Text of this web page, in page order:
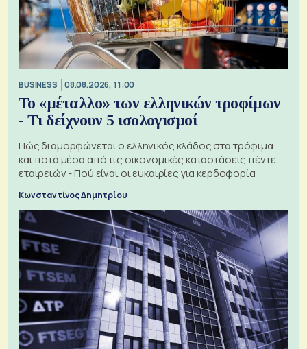
BUSINESS 08.08.2026, 11:00
Το «μέταλλο» των ελληνικών τροφίμων
- Τι δείχνουν 5 ισολογισμοί
Πώς διαμορφώνεται ο ελληνικός κλάδος στα τρόφιμα
και ποτά μέσα από τις οικονομικές καταστάσεις πέντε
εταιρειών - Πού είναι οι ευκαιρίες για κερδοφορία
Κωνσταντίνος Δημητρίου